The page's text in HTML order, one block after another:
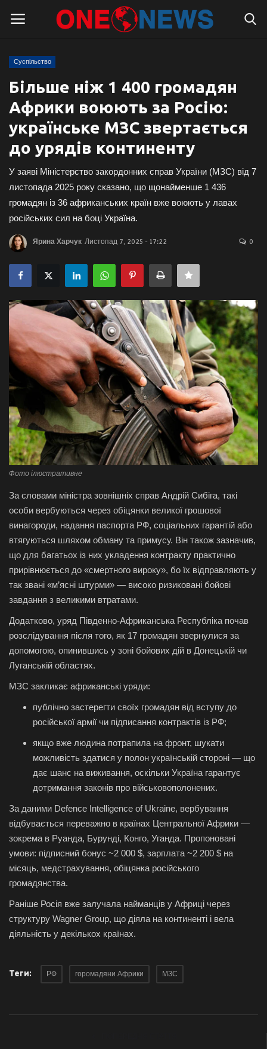
Логін
Головна
Контакти
Про нас
Підтримати проєкт
Галерея
Економіка
Технології
Спорт
Авто
Відео
Мова
English Ukraine
Суспільство
Більше ніж 1 400 громадян
Африки воюють за Росію:
українське МЗС звертається
до урядів континенту
У заяві Міністерство закордонних справ України (МЗС) від 7
листопада 2025 року сказано, що щонайменше 1 436
громадян із 36 африканських країн вже воюють у лавах
російських сил на боці Україна.
Ярина Харчук Листопад 7, 2025 - 17:22 0
Фото ілюстративне
За словами міністра зовнішніх справ Андрій Сибіга, такі
особи вербуються через обіцянки великої грошової
винагороди, надання паспорта РФ, соціальних гарантій або
втягуються шляхом обману та примусу. Він також зазначив,
що для багатьох із них укладення контракту практично
прирівнюється до «смертного вироку», бо їх відправляють у
так звані «м’ясні штурми» — високо ризиковані бойові
завдання з великими втратами.
Додатково, уряд Південно‑Африканська Республіка почав
розслідування після того, як 17 громадян звернулися за
допомогою, опинившись у зоні бойових дій в Донецькій чи
Луганській областях.
МЗС закликає африканські уряди:
публічно застерегти своїх громадян від вступу до
російської армії чи підписання контрактів із РФ;
якщо вже людина потрапила на фронт, шукати
можливість здатися у полон українській стороні — що
дає шанс на виживання, оскільки Україна гарантує
дотримання законів про військовополонених.
За даними Defence Intelligence of Ukraine, вербування
відбувається переважно в країнах Центральної Африки —
зокрема в Руанда, Бурунді, Конго, Уганда. Пропоновані
умови: підписний бонус ~2 000 $, зарплата ~2 200 $ на
місяць, медстрахування, обіцянка російського
громадянства.
Раніше Росія вже залучала найманців у Африці через
структуру Wagner Group, що діяла на континенті і вела
діяльність у декількох країнах.
Теги: РФ горомадяни Африки МЗС